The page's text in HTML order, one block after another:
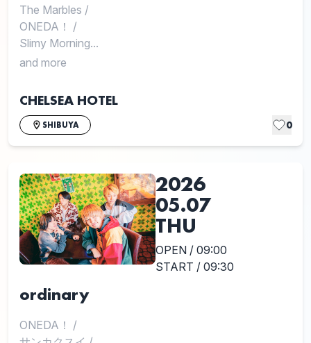
The Marbles /
ONEDA！ /
Slimy Morning...
and more
CHELSEA HOTEL
SHIBUYA 0
2026
05.07
THU
OPEN / 09:00
START / 09:30
ordinary
ONEDA！ /